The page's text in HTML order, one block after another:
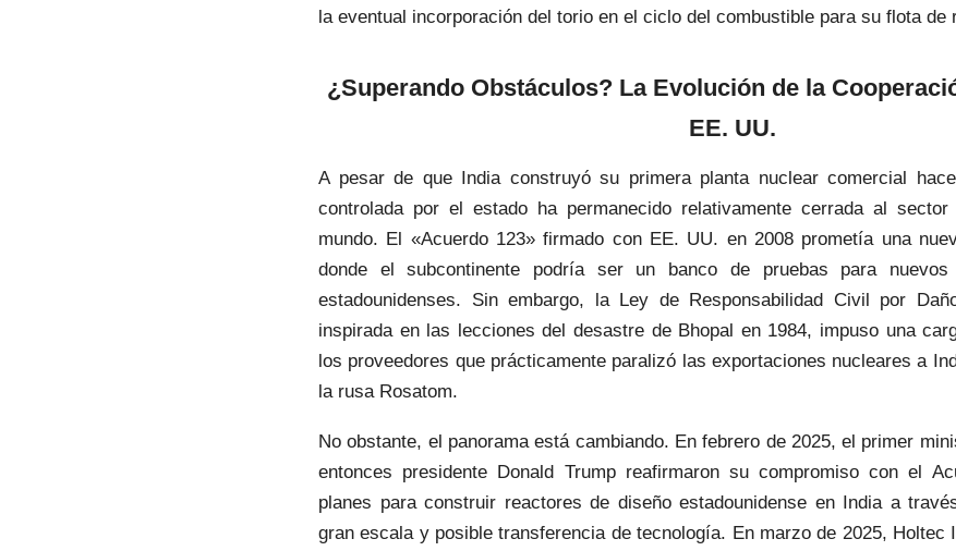
la eventual incorporación del torio en el ciclo del combustible para su flota de
¿Superando Obstáculos? La Evolución de la
EE. UU.
A pesar de que India construyó su primera planta nuclear comercial
controlada por el estado ha permanecido relativamente cerrada al
mundo. El «Acuerdo 123» firmado con EE. UU. en 2008 prometía una
donde el subcontinente podría ser un banco de pruebas para
estadounidenses. Sin embargo, la Ley de Responsabilidad Civil por
inspirada en las lecciones del desastre de Bhopal en 1984, impuso una
los proveedores que prácticamente paralizó las exportaciones nucleares a
la rusa Rosatom.
No obstante, el panorama está cambiando. En febrero de 2025, el primer
entonces presidente Donald Trump reafirmaron su compromiso con el
planes para construir reactores de diseño estadounidense en India a
gran escala y posible transferencia de tecnología. En marzo de 2025, Holtec